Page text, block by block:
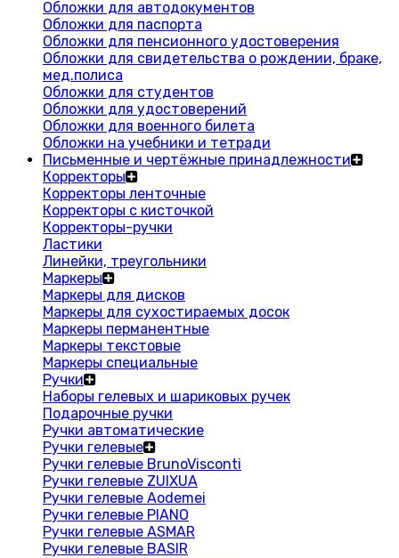
Обложки для автодокументов
Обложки для паспорта
Обложки для пенсионного удостоверения
Обложки для свидетельства о рождении, браке,
мед.полиса
Обложки для студентов
Обложки для удостоверений
Обложки для военного билета
Обложки на учебники и тетради
Письменные и чертёжные принадлежности
Корректоры
Корректоры ленточные
Корректоры с кисточкой
Корректоры-ручки
Ластики
Линейки, треугольники
Маркеры
Маркеры для дисков
Маркеры для сухостираемых досок
Маркеры перманентные
Маркеры текстовые
Маркеры специальные
Ручки
Наборы гелевых и шариковых ручек
Подарочные ручки
Ручки автоматические
Ручки гелевые
Ручки гелевые BrunoVisconti
Ручки гелевые ZUIXUA
Ручки гелевые Aodemei
Ручки гелевые PIANO
Ручки гелевые ASMAR
Ручки гелевые BASIR